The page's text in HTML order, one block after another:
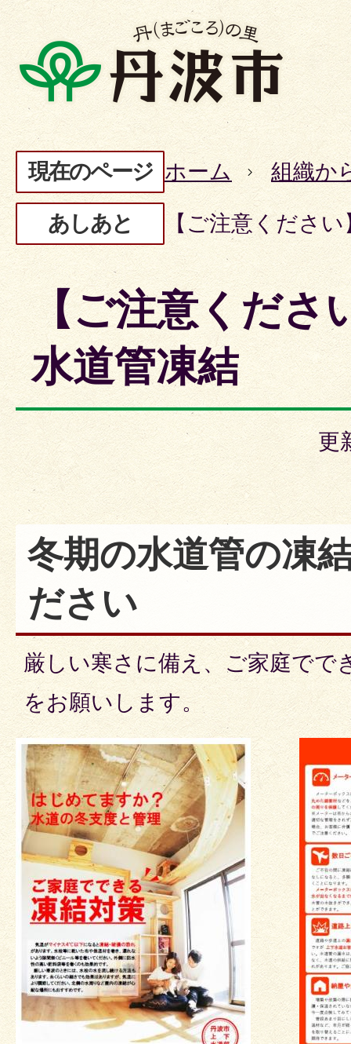
現在のページ ホーム 組織か
あしあと 【ご注意くださ
【ご注意くださ
水道管凍結
更
冬期の水道管の凍
ださい
厳しい寒さに備え、ご家庭でで
をお願いします。